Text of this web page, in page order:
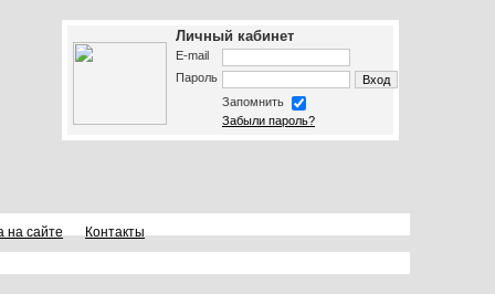
Личный кабинет
E-mail
Пароль
Запомнить
Забыли пароль?
на сайте Контакты